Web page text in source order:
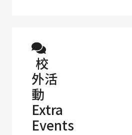
校
外活
動
Extra
Events